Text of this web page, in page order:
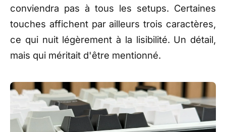
conviendra pas à tous les setups. Certaines
touches affichent parailleurs trois caractères,
ce qui nuit légèrement à la lisibilité. Un détail,
mais qui méritait d'être mentionné.